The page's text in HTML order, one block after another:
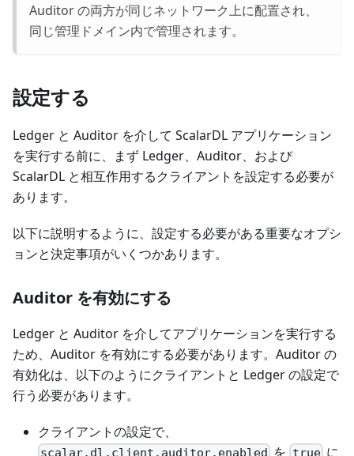
Auditor の両方が同じネットワーク上に配置され、
同じ管理ドメイン内で管理されます。
設定する
Ledger と Auditor を介して ScalarDL アプリケーション
を実行する前に、まず Ledger、Auditor、および
ScalarDL と相互作用するクライアントを設定する必要が
あります。
以下に説明するように、設定する必要がある重要なオプシ
ョンと決定事項がいくつかあります。
Auditor を有効にする
Ledger と Auditor を介してアプリケーションを実行する
ため、Auditor を有効にする必要があります。Auditor の
有効化は、以下のようにクライアントと Ledger の設定で
行う必要があります。
クライアントの設定で、
scalar.dl.client.auditor.enabled を trueに